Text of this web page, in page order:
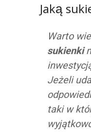
Jaką
Warto
sukienki
Jeżeli
taki w